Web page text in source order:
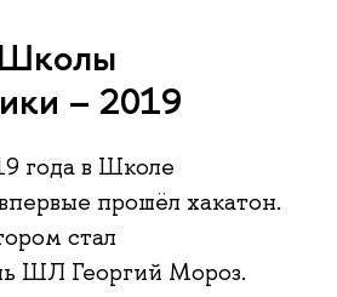
– 2019
года в Школе
прошёл хакатон.
стал
ШЛ Георгий Мороз.